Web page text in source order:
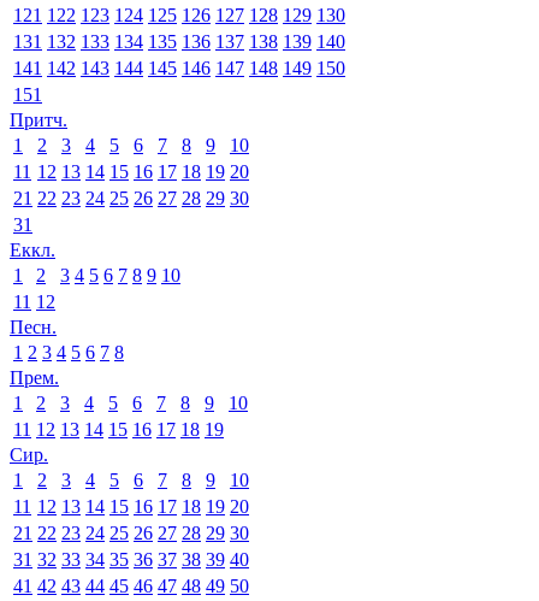
121 122 123 124 125 126 127 128 129 130
131 132 133 134 135 136 137 138 139 140
141 142 143 144 145 146 147 148 149 150
151
Притч.
1
2 3 4 5 6 7 8 9
10
11 12 13 14 15 16 17 18 19 20
21 22 23 24 25 26 27 28 29 30
31
Еккл.
1
2 3 4 5 6 7 8 9 10
11 12
Песн.
1 2 3 4 5 6 7 8
Прем.
1
2 3 4 5 6 7 8 9
10
11 12 13 14 15 16 17 18 19
Сир.
1
2 3 4 5 6 7 8 9
10
11 12 13 14 15 16 17 18 19 20
21 22 23 24 25 26 27 28 29 30
31 32 33 34 35 36 37 38 39 40
41 42 43 44 45 46 47 48 49 50